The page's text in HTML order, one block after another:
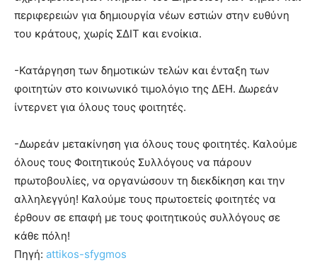
περιφερειών για δημιουργία νέων εστιών στην ευθύνη
του κράτους, χωρίς ΣΔΙΤ και ενοίκια.
-Κατάργηση των δημοτικών τελών και ένταξη των
φοιτητών στο κοινωνικό τιμολόγιο της ΔΕΗ. Δωρεάν
ίντερνετ για όλους τους φοιτητές.
-Δωρεάν μετακίνηση για όλους τους φοιτητές. Καλούμε
όλους τους Φοιτητικούς Συλλόγους να πάρουν
πρωτοβουλίες, να οργανώσουν τη διεκδίκηση και την
αλληλεγγύη! Καλούμε τους πρωτοετείς φοιτητές να
έρθουν σε επαφή με τους φοιτητικούς συλλόγους σε
κάθε πόλη!
Πηγή: attikos-sfygmos